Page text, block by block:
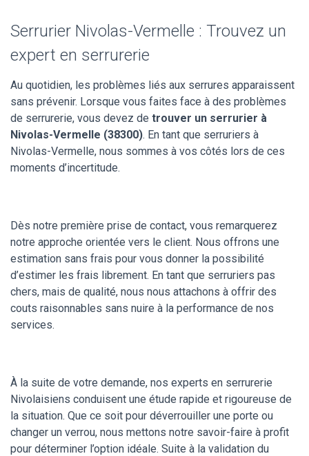
Serrurier Nivolas-Vermelle : Trouvez un
expert en serrurerie
Au quotidien, les problèmes liés aux serrures apparaissent
sans prévenir. Lorsque vous faites face à des problèmes
de serrurerie, vous devez de trouver un serrurier à
Nivolas-Vermelle (38300). En tant que serruriers à
Nivolas-Vermelle, nous sommes à vos côtés lors de ces
moments d’incertitude.
Dès notre première prise de contact, vous remarquerez
notre approche orientée vers le client. Nous offrons une
estimation sans frais pour vous donner la possibilité
d’estimer les frais librement. En tant que serruriers pas
chers, mais de qualité, nous nous attachons à offrir des
couts raisonnables sans nuire à la performance de nos
services.
À la suite de votre demande, nos experts en serrurerie
Nivolaisiens conduisent une étude rapide et rigoureuse de
la situation. Que ce soit pour déverrouiller une porte ou
changer un verrou, nous mettons notre savoir-faire à profit
pour déterminer l’option idéale. Suite à la validation du